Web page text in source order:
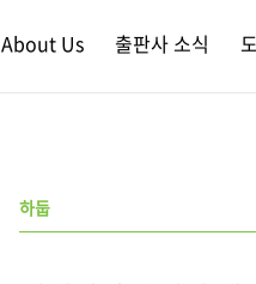
About Us 출판사 소식
하둡